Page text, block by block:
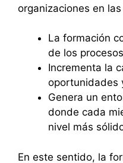
organizaciones en
La formación
de los
Incrementa la
oportunidades
Genera un
donde cada
nivel más
En este sentido, la